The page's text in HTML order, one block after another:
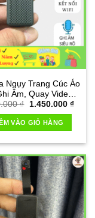
Ngụy Trang Cúc Áo
Âm, Quay Video
HD Sắc Nét
₫
Giá
là:
1.750.000 ₫.
1.450.000 ₫Giá
VÀO GIỎ HÀNG